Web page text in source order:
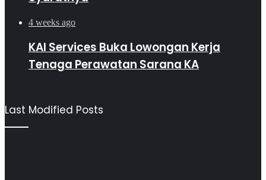
4 weeks ago
KAI Services Buka Lowongan Kerja
Tenaga Perawatan Sarana KA
Last Modified Posts